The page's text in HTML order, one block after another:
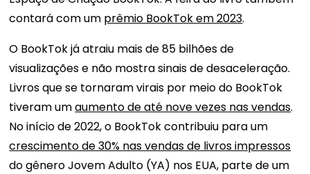
contará com um prêmio BookTok em 2023.
O BookTok já atraiu mais de 85 bilhões de
visualizações e não mostra sinais de desaceleração.
Livros que se tornaram virais por meio do BookTok
tiveram umaumento de até nove vezes nas vendas.
No início de 2022, o BookTok contribuiu para um
crescimento de 30% nas vendas de livros impressos
do gênero Jovem Adulto (YA) nos EUA, parte de um